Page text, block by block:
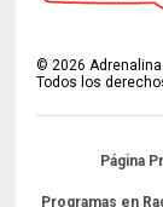
©2026
Todos los
Página
Programas en